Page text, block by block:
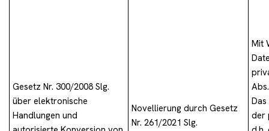
Gesetz Nr. 300/2008 Slg.
über elektronische
Handlungen und
Novellierung durch Gesetz
Nr. 261/2021 Slg.
Mit
der